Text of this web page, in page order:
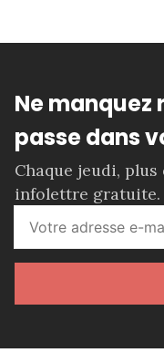
Ne manquez
passe dans
Chaque jeudi,
infolettre gratuite.